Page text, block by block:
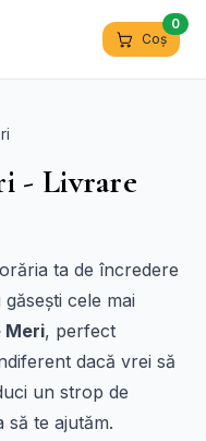
Coș
0
- Livrare
ta de încredere
cele mai
Meri, perfect
dacă vrei să
un strop de
să te ajutăm.